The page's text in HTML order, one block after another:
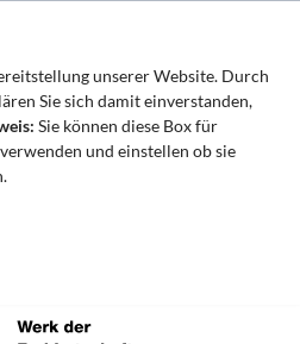
unserer Website. Durch
Sie sich damit einverstanden,
Sie können diese Box für
und einstellen ob sie